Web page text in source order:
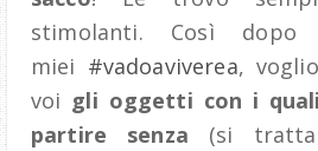
stimolanti. Così
miei #vadoaviverea,
voi gli oggetti con i
partire senza (si tratta